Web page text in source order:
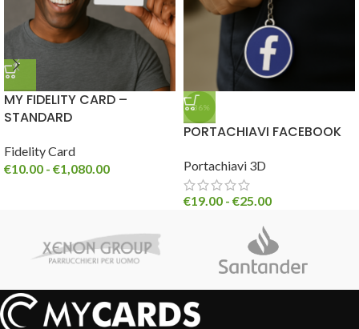
MY FIDELITY CARD –
STANDARD
Fidelity Card
€10.00 - €1,080.00
-36%
PORTACHIAVI FACEBOOK
Portachiavi 3D
€19.00 - €25.00